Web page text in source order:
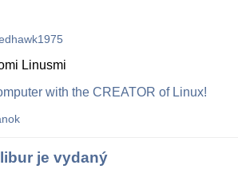
Linusmi
with the CREATOR of Linux!
je vydaný